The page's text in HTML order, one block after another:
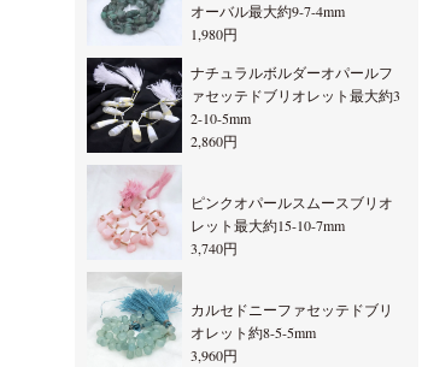
オーバル最大約9-7-4mm
1,980円
ナチュラルボルダーオパールフ
ァセッテドブリオレット最大約3
2-10-5mm
2,860円
ピンクオパールスムースブリオ
レット最大約15-10-7mm
3,740円
カルセドニーファセッテドブリ
オレット約8-5-5mm
3,960円